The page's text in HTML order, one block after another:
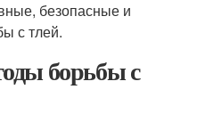
безопасные и
с тлей.
борьбы с